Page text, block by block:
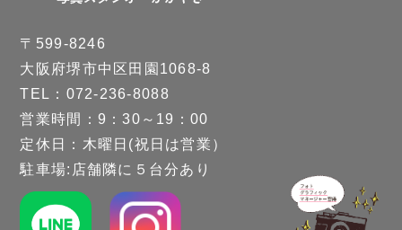
〒599-8246
大阪府堺市中区田園1068-8
TEL：072-236-8088
営業時間：9：30～19：00
定休日：木曜日(祝日は営業）
駐車場:店舗隣に５台分あり